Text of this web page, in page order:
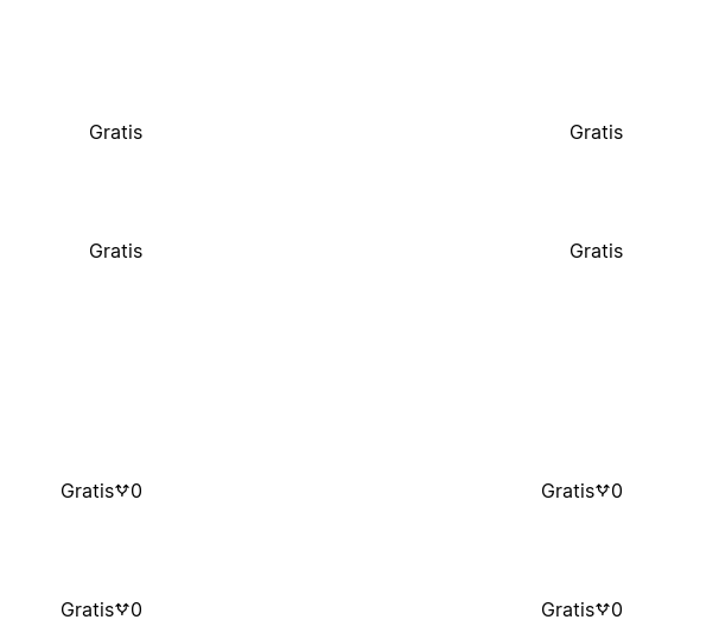
Gratis Gratis
Gratis Gratis
Gratis 0 Gratis 0
Gratis 0 Gratis 0